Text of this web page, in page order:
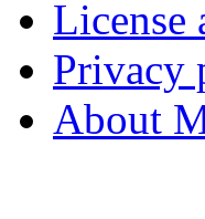
License
Privacy
About